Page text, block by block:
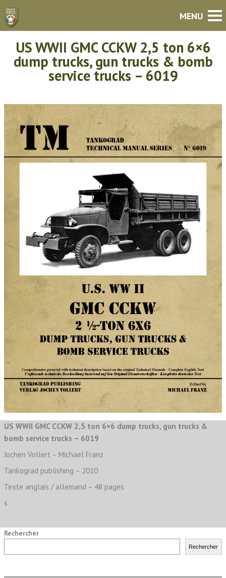
US WWII GMC CCKW 2,5 ton 6×6
dump trucks, gun trucks & bomb
service trucks – 6019
US WWII GMC CCKW 2,5 ton 6×6 dump trucks, gun trucks &
bomb service trucks – 6019
Jochen Vollert – Michael Franz
Tankograd publishing – 2010
Texte anglais / allemand – 48 pages
s
Rechercher
Rechercher